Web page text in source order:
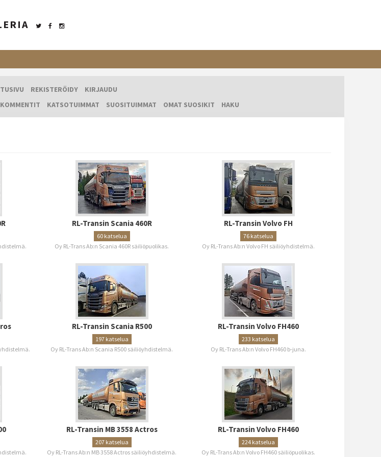
REKISTERÖIDY
KIRJAUDU
KATSOTUIMMAT SUOSITUIMMAT OMAT SUOSIKIT HAKU
RL-Transin Scania 460R
60 katselua
Oy RL-Trans Ab:n Scania 460R säiliöpuolikas.
RL-Transin Volvo FH
76 katselua
Oy RL-Trans Ab:n Volvo FH säiliöyhdistelmä.
RL-Transin Scania R500
197 katselua
Oy RL-Trans Ab:n Scania R500 säiliöyhdistelmä.
RL-Transin Volvo FH460
233 katselua
Oy RL-Trans Ab:n Volvo FH460 b-juna.
RL-Transin MB 3558 Actros
207 katselua
Oy RL-Trans Ab:n MB 3558 Actros säiliöyhdistelmä.
RL-Transin Volvo FH460
224 katselua
Oy RL-Trans Ab:n Volvo FH460 säiliöpuolikas.